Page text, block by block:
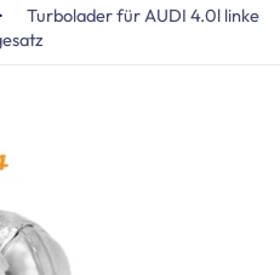
Turbolader für AUDI 4.0l linke